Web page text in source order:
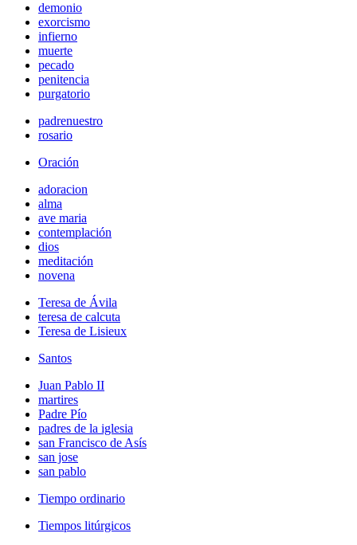
demonio
exorcismo
infierno
muerte
pecado
penitencia
purgatorio
padrenuestro
rosario
Oración
adoracion
alma
ave maria
contemplación
dios
meditación
novena
Teresa de Ávila
teresa de calcuta
Teresa de Lisieux
Santos
Juan Pablo II
martires
Padre Pío
padres de la iglesia
san Francisco de Asís
san jose
san pablo
Tiempo ordinario
Tiempos litúrgicos